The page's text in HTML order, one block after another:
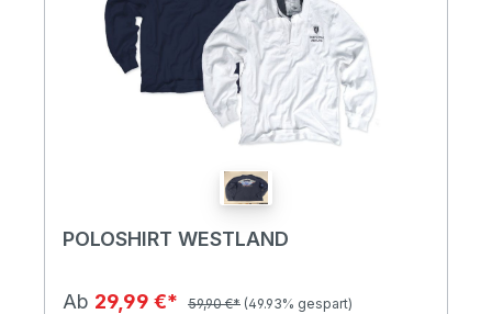
POLOSHIRT WESTLAND
Ab 29,99 €* 59,90 €* (49.93% gespart)